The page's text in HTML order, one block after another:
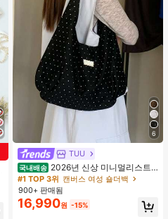
6
TUU
국내배송 2026년 신상 미니멀리스트
도트 캔버스 토트백, 대용량 캐주얼 다
용도 통근 숄더 핸드백
#1 TOP 3위 캔버스 여성 숄더백
900+ 판매됨
16,990원 -15%